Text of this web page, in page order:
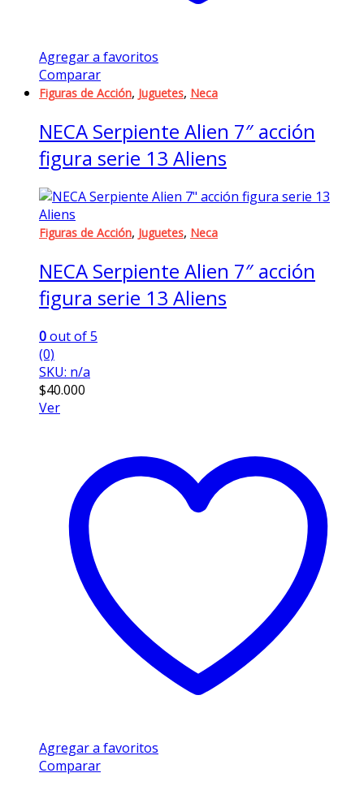
Agregar a favoritos
Comparar
Figuras de Acción, Juguetes, Neca
NECA Serpiente Alien 7″ acción
figura serie 13 Aliens
Figuras de Acción, Juguetes, Neca
NECA Serpiente Alien 7″ acción
figura serie 13 Aliens
0out of 5
(0)
SKU: n/a
$40.000
Ver
Agregar a favoritos
Comparar